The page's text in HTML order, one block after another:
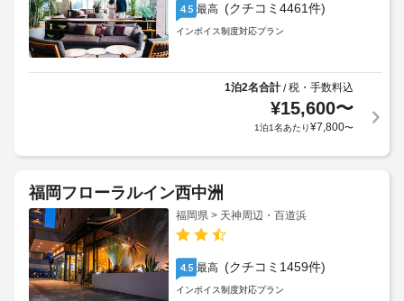
4.5 最高 (クチコミ4461件)
インボイス制度対応プラン
1泊2名合計/税・手数料込
¥15,600〜
1泊1名あたり¥7,800〜
福岡フローラルイン西中洲
福岡県 > 天神周辺・百道浜
4.5 最高 (クチコミ1459件)
インボイス制度対応プラン